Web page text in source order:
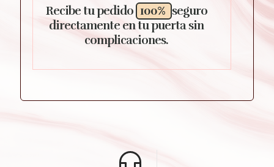
Recibe tu pedido 100% seguro
directamente en tu puerta sin
complicaciones.